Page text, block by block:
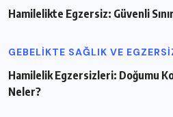
Hamilelikte Egzersiz: Güvenli
GEBELIKTE SAĞLIK VE
Hamilelik Egzersizleri: Doğumu
Neler?